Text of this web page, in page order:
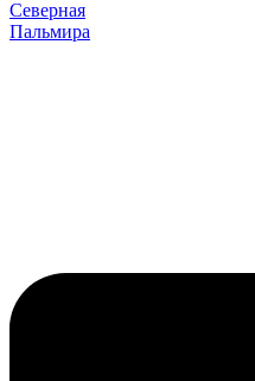
Северная
Пальмира